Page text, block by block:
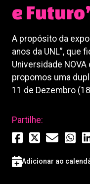
e
A propósito da
anos da UNL”, que
Universidade
propomos uma
11 de Dezembro
Partilhe:
Adicionar ao